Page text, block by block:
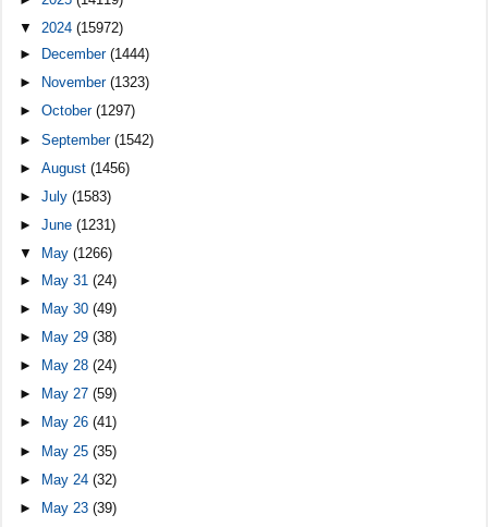
▼ 2024(15972)
►
December(1444)
►
November(1323)
►October(1297)
►September(1542)
►August(1456)
►July(1583)
►June(1231)
▼
May(1266)
► May 31(24)
► May 30(49)
►
May 29(38)
►
May 28(24)
►
May 27(59)
►
May 26(41)
► May 25(35)
►
May 24(32)
►
May 23(39)